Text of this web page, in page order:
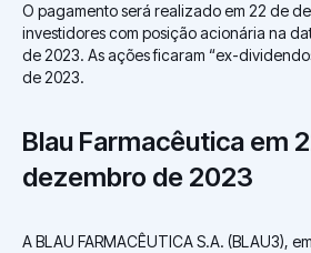
O pagamento será realizado em 22 de
investidores com posição acionária na
de 2023. As ações ficaram “ex-
de 2023.
Blau Farmacêutica em
dezembro de 2023
A BLAU FARMACÊUTICA S.A. (BLAU3),